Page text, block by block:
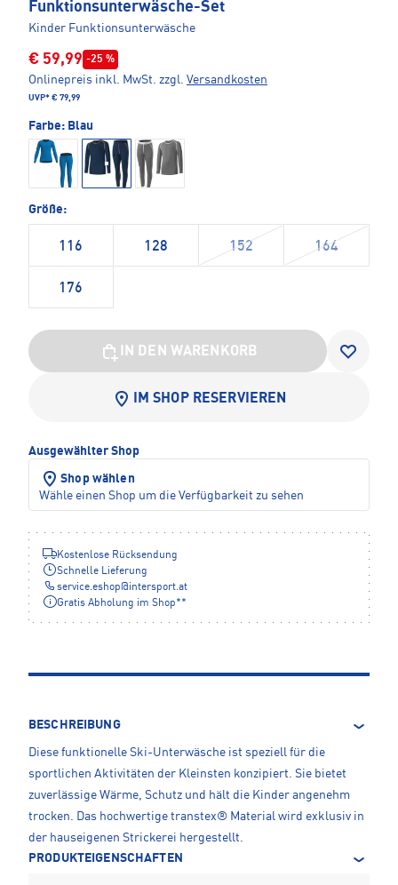
Funktionsunterwäsche-Set
Kinder Funktionsunterwäsche
€ 59,99 -25 %
Onlinepreis inkl. MwSt. zzgl. Versandkosten
UVP* € 79,99
Farbe: Blau
Größe:
116 128 152 164
176
IN DEN WARENKORB
IM SHOP RESERVIEREN
Ausgewählter Shop
Shop wählen
Wähle einen Shop um die Verfügbarkeit zu sehen
Kostenlose Rücksendung
Schnelle Lieferung
service.eshop@intersport.at
Gratis Abholung im Shop**
BESCHREIBUNG
Diese funktionelle Ski-Unterwäsche ist speziell für die
sportlichen Aktivitäten der Kleinsten konzipiert. Sie bietet
zuverlässige Wärme, Schutz und hält die Kinder angenehm
trocken. Das hochwertige transtex® Material wird exklusiv in
der hauseigenen Strickerei hergestellt.
PRODUKTEIGENSCHAFTEN